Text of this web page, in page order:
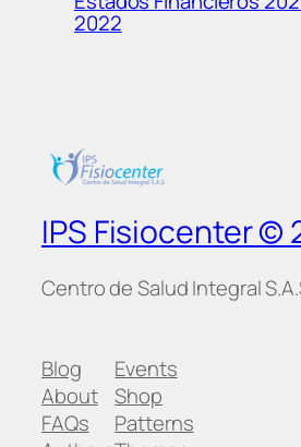
2022
IPS Fisiocenter ©
Centro de Salud Integral
Blog
About
FAQs
Events
Shop
Patterns